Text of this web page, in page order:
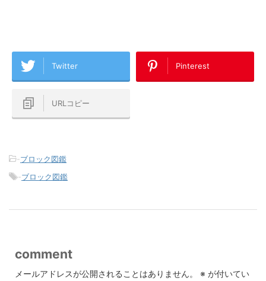
Twitter Pinterest
URLコピー
-ブロック図鑑
-ブロック図鑑
comment
メールアドレスが公開されることはありません。 ※ が付いてい